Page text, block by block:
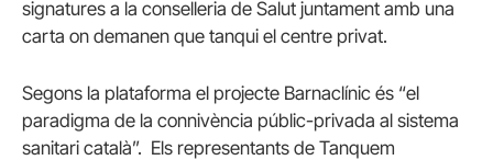
signatures a la conselleria de Salut juntament amb una
carta on demanen que tanqui el centre privat.
Segons la plataforma el projecte Barnaclínic és “el
paradigma de la connivència públic-privada al sistema
sanitari català”. Els representants de Tanquem